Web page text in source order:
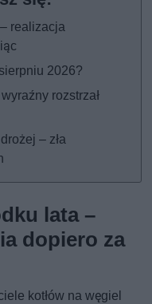
realizacja
2026?
rozstrzał
– zła
lata –
dopiero za
kotłów na węgiel